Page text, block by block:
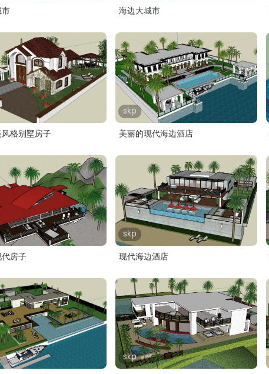
市 海边大城市
格别墅房子
skp
美丽的现代海边酒店
房子
skp
现代海边酒店
skp